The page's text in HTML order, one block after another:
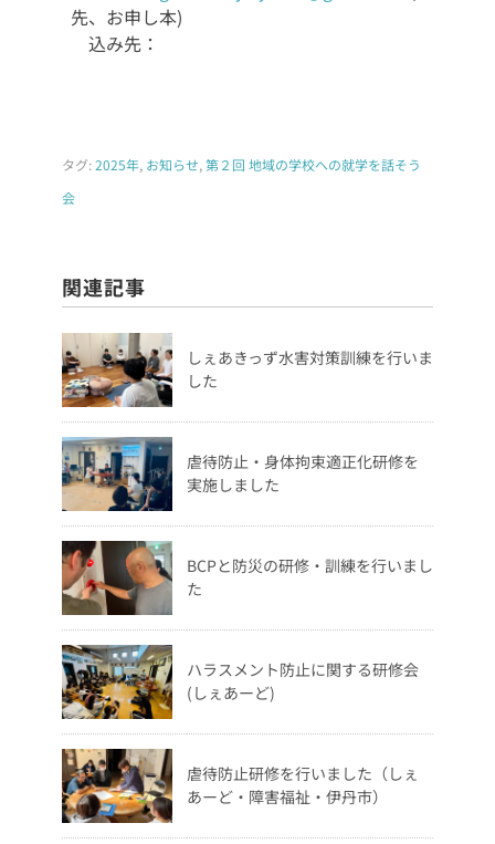
先、お申し
込み先：
本)
タグ:2025年, お知らせ, 第２回 地域の学校への就学を話そう
会
関連記事
しぇあきっず水害対策訓練を行いま
した
虐待防止・身体拘束適正化研修を
実施しました
BCPと防災の研修・訓練を行いまし
た
ハラスメント防止に関する研修会
(しぇあーど)
虐待防止研修を行いました（しぇ
あーど・障害福祉・伊丹市）